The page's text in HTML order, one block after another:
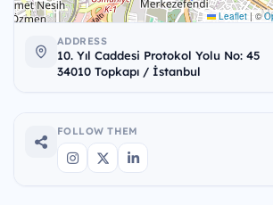
Leaflet | ©
ADDRESS
10. Yıl Caddesi Protokol Yolu No: 45
34010 Topkapı / İstanbul
FOLLOW THEM